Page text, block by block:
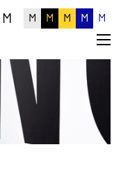
M M M M M M